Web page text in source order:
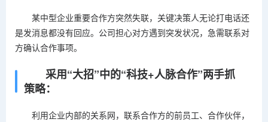
某中型企业重要合作方突然失联，关键决策人无论打电话还
是发消息都没有回应。公司担心对方遇到突发状况，急需联系对
方确认合作事项。
采用“大招”中的“科技+人脉合作”两手抓
策略：
利用企业内部的关系网，联系合作方的前员工、合作伙伴，